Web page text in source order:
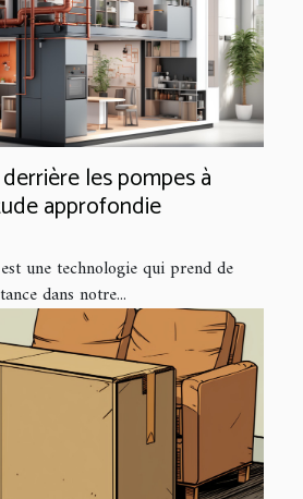
les pompes à
approfondie
une technologie qui prend de
dans notre...